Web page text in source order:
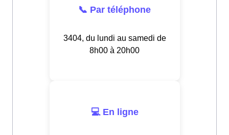
📞 Par téléphone
3404, du lundi au samedi de
8h00 à 20h00
💻 En ligne